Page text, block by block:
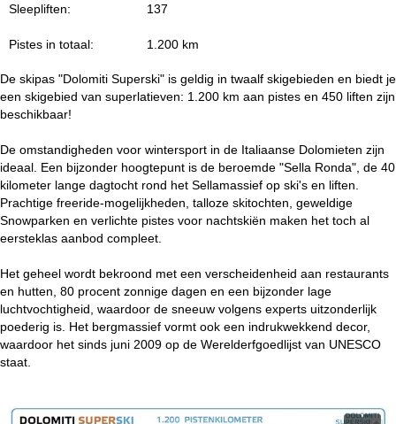
Sleepliften: 137
Pistes in totaal: 1.200 km
De skipas "Dolomiti Superski" is geldig in twaalf skigebieden en biedt je
een skigebied van superlatieven: 1.200 km aan pistes en 450 liften zijn
beschikbaar!
De omstandigheden voor wintersport in de Italiaanse Dolomieten zijn
ideaal. Een bijzonder hoogtepunt is de beroemde "Sella Ronda", de 40
kilometer lange dagtocht rond het Sellamassief op ski's en liften.
Prachtige freeride-mogelijkheden, talloze skitochten, geweldige
Snowparken en verlichte pistes voor nachtskiën maken het toch al
eersteklas aanbod compleet.
Het geheel wordt bekroond met een verscheidenheid aan restaurants
en hutten, 80 procent zonnige dagen en een bijzonder lage
luchtvochtigheid, waardoor de sneeuw volgens experts uitzonderlijk
poederig is. Het bergmassief vormt ook een indrukwekkend decor,
waardoor het sinds juni 2009 op de Werelderfgoedlijst van UNESCO
staat.